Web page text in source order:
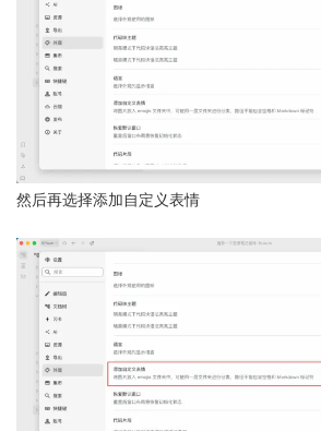
然后再选择添加自定义表情